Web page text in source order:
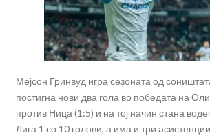
Мејсон Гринвуд игра сезоната од
постигна нови два гола во победата на
против Ница (1:5) и на тој начин стана
Лига 1 со 10 голови, а има и три